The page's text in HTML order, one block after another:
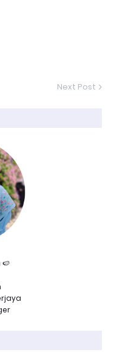
Next Post